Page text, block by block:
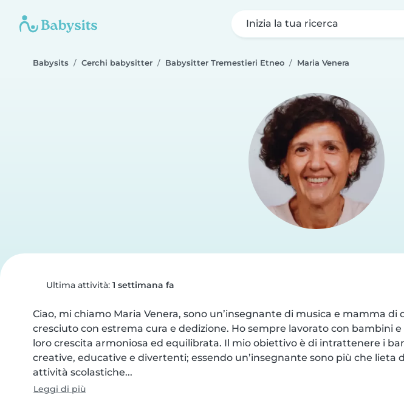
Inizia la tua ricerca
Babysits Cerchi babysitter Babysitter Tremestieri Etneo Maria Venera
Ultima attività: 1 settimana fa
Ciao, mi chiamo Maria Venera, sono un’insegnante di musica e mamma di
cresciuto con estrema cura e dedizione. Ho sempre lavorato con bambini
loro crescita armoniosa ed equilibrata. Il mio obiettivo è di intrattenere i
creative, educative e divertenti; essendo un’insegnante sono più che lieta
attività scolastiche...
Leggi di più